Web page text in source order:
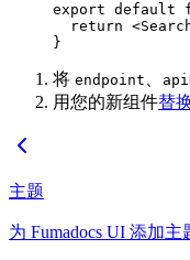
export default
  return
<
}
将 endpoint
用您的新组件替
主题
为 Fumadocs UI 添加主